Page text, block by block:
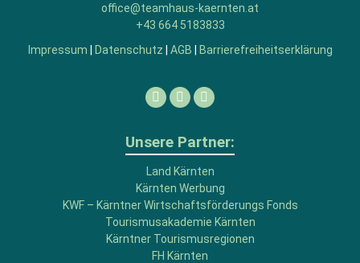
office@teamhaus-kaernten.at
+43 664 5183833
Impressum
Datenschutz AGB Barrierefreiheitserklärung
Facebook
LinkedinInstagram
Unsere Partner:
Land Kärnten
Kärnten Werbung
KWF – Kärntner Wirtschaftsförderungs Fonds
Tourismusakademie Kärnten
Kärntner Tourismusregionen
FH Kärnten